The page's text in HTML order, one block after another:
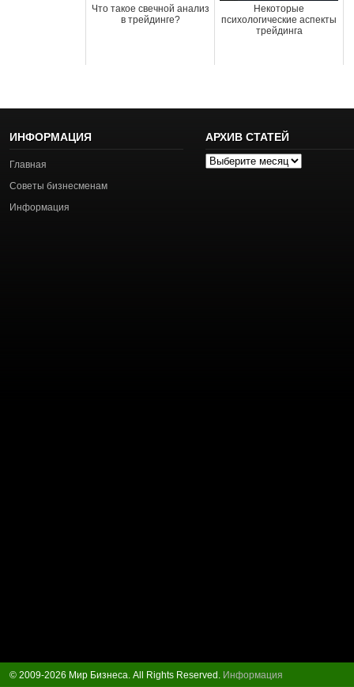
Что такое свечной анализ
в трейдинге?
Некоторые
психологические аспекты
трейдинга
ИНФОРМАЦИЯ
Главная
Советы бизнесменам
Информация
АРХИВ СТАТЕЙ
Архив
© 2009-2026 Мир Бизнеса. All Rights Reserved. Информация